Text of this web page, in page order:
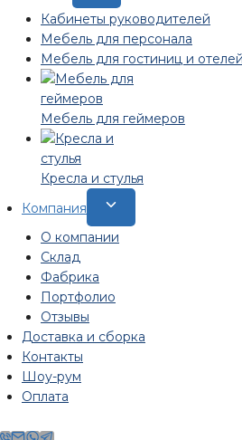
дочернее
меню
Кабинеты руководителей
Мебель для персонала
Мебель для гостиниц и отелей
Мебель для геймеров
Кресла и стулья
Компания
Переключить
дочернее
О компании
Склад
Фабрика
Портфолио
Отзывы
Доставка и сборка
Контакты
Шоу-рум
Оплата